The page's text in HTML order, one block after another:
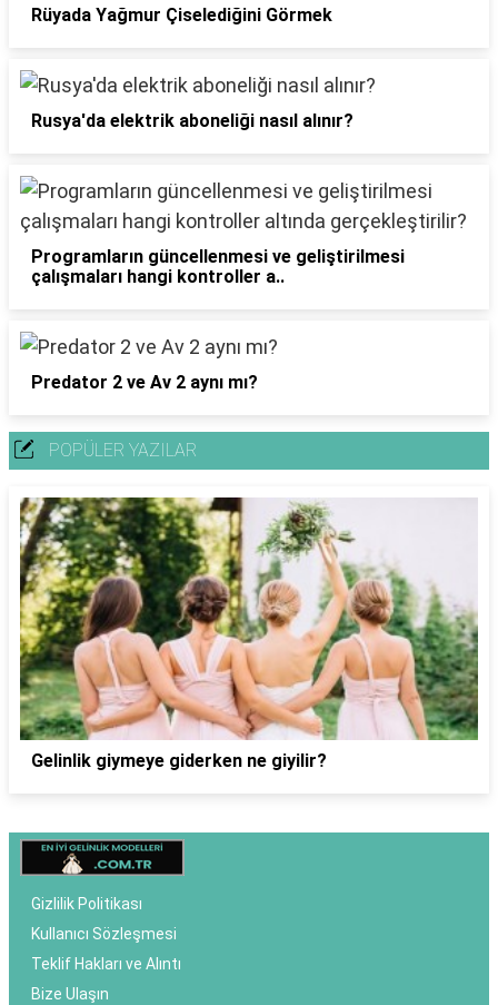
Rüyada Yağmur Çiselediğini Görmek
Rusya'da elektrik aboneliği nasıl alınır?
Programların güncellenmesi ve geliştirilmesi
çalışmaları hangi kontroller a..
Predator 2 ve Av 2 aynı mı?
POPÜLER YAZILAR
Gelinlik giymeye giderken ne giyilir?
Gizlilik Politikası
Kullanıcı Sözleşmesi
Teklif Hakları ve Alıntı
Bize Ulaşın